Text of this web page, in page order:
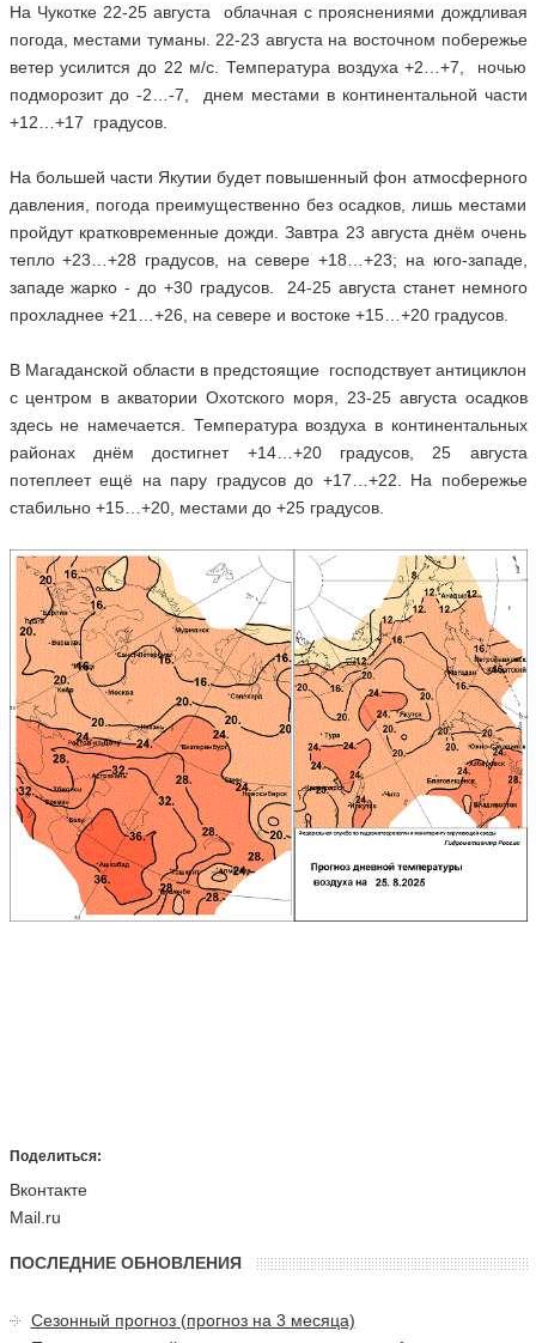
На Чукотке 22-25 августа облачная с прояснениями дождливая
погода, местами туманы. 22-23 августа на восточном побережье
ветер усилится до 22 м/с. Температура воздуха +2…+7, ночью
подморозит до -2…-7, днем местами в континентальной части
+12…+17 градусов.
На большей части Якутии будет повышенный фон атмосферного
давления, погода преимущественно без осадков, лишь местами
пройдут кратковременные дожди. Завтра 23 августа днём очень
тепло +23…+28 градусов, на севере +18…+23; на юго-западе,
западе жарко - до +30 градусов. 24-25 августа станет немного
прохладнее +21…+26, на севере и востоке +15…+20 градусов.
В Магаданской области в предстоящие господствует антициклон
с центром в акватории Охотского моря, 23-25 августа осадков
здесь не намечается. Температура воздуха в континентальных
районах днём достигнет +14…+20 градусов, 25 августа
потеплеет ещё на пару градусов до +17…+22. На побережье
стабильно +15…+20, местами до +25 градусов.
Поделиться:
Вконтакте
Mail.ru
ПОСЛЕДНИЕ ОБНОВЛЕНИЯ
Сезонный прогноз (прогноз на 3 месяца)